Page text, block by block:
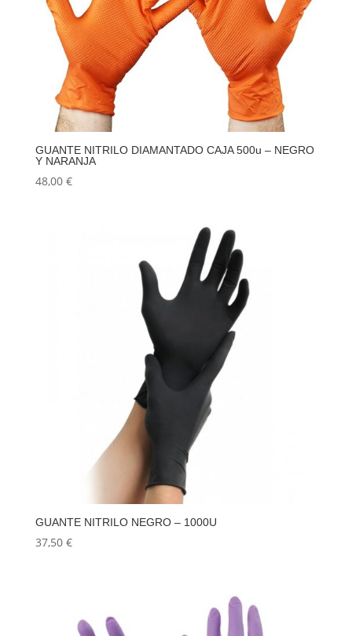
GUANTE NITRILO DIAMANTADO CAJA 500u – NEGRO
Y NARANJA
48,00 €
GUANTE NITRILO NEGRO – 1000U
37,50 €